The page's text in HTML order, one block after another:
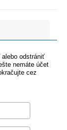
odstrániť
nemáte účet
cez